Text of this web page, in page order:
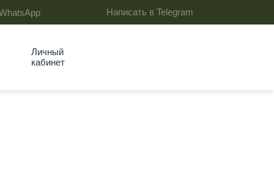
Написать в Telegram
Личный
кабинет